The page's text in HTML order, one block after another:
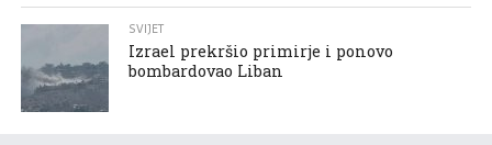
SVIJET
Izrael prekršio primirje i ponovo
bombardovao Liban